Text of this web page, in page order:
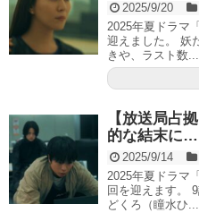
2025/9/20
2025年夏ドラマ
迎えました。 妖
きや、ラスト数...
【放送局占
的な結末に…
2025/9/14
2025年夏ドラマ
回を迎えます。
どくろ（瞳水ひ...